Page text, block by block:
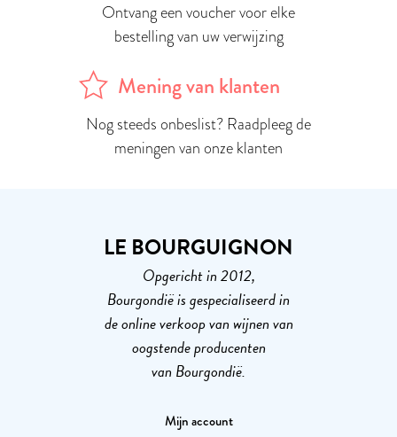
Ontvang een voucher voor elke
bestelling van uw verwijzing
Mening van klanten
Nog steeds onbeslist? Raadpleeg de
meningen van onze klanten
LE BOURGUIGNON
Opgericht in 2012,
Bourgondië is gespecialiseerd in
de online verkoop van wijnen van
oogstende producenten
van Bourgondië.
Mijn account